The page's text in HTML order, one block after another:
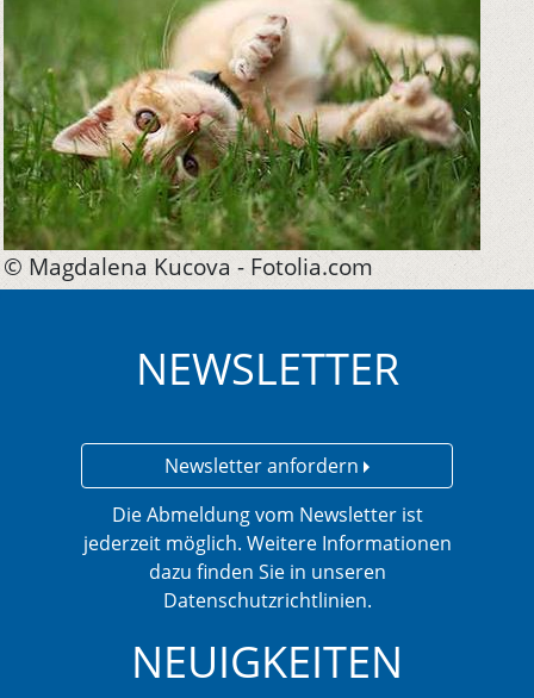
© Magdalena Kucova - Fotolia.com
NEWSLETTER
Newsletter anfordern
Die Abmeldung vom Newsletter ist
jederzeit möglich. Weitere Informationen
dazu finden Sie in unseren
Datenschutzrichtlinien.
NEUIGKEITEN